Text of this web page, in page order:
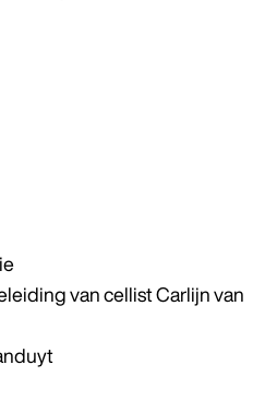
van cellist Carlijn van